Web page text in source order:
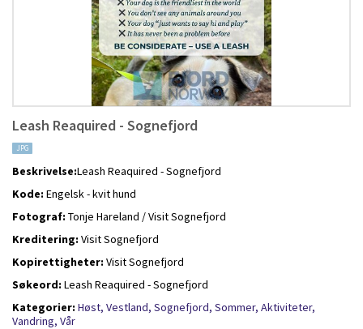
Leash Reaquired - Sognefjord
JPG
Beskrivelse:Leash Reaquired - Sognefjord
Kode: Engelsk - kvit hund
Fotograf: Tonje Hareland / Visit Sognefjord
Kreditering: Visit Sognefjord
Kopirettigheter: Visit Sognefjord
Søkeord: Leash Reaquired - Sognefjord
Kategorier: Høst, Vestland, Sognefjord, Sommer, Aktiviteter,
Vandring, Vår